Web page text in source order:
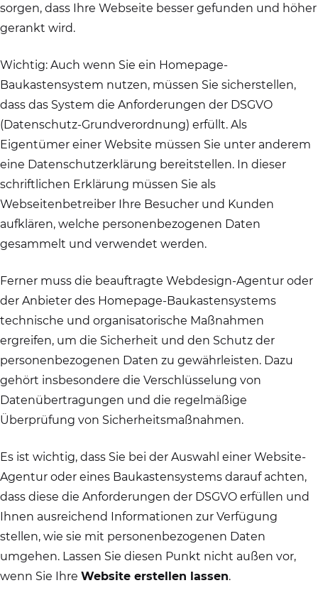
sorgen, dass Ihre Webseite besser gefunden und höher
gerankt wird.
Wichtig: Auch wenn Sie ein Homepage-
Baukastensystem nutzen, müssen Sie sicherstellen,
dass das System die Anforderungen der DSGVO
(Datenschutz-Grundverordnung) erfüllt. Als
Eigentümer einer Website müssen Sie unter anderem
eine Datenschutzerklärung bereitstellen. In dieser
schriftlichen Erklärung müssen Sie als
Webseitenbetreiber Ihre Besucher und Kunden
aufklären, welche personenbezogenen Daten
gesammelt und verwendet werden.
Ferner muss die beauftragte Webdesign-Agentur oder
der Anbieter des Homepage-Baukastensystems
technische und organisatorische Maßnahmen
ergreifen, um die Sicherheit und den Schutz der
personenbezogenen Daten zu gewährleisten. Dazu
gehört insbesondere die Verschlüsselung von
Datenübertragungen und die regelmäßige
Überprüfung von Sicherheitsmaßnahmen.
Es ist wichtig, dass Sie bei der Auswahl einer Website-
Agentur oder eines Baukastensystems darauf achten,
dass diese die Anforderungen der DSGVO erfüllen und
Ihnen ausreichend Informationen zur Verfügung
stellen, wie sie mit personenbezogenen Daten
umgehen. Lassen Sie diesen Punkt nicht außen vor,
wenn Sie Ihre Website erstellen lassen.